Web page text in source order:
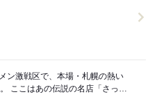
ン激戦区で、本場・札幌の熱い